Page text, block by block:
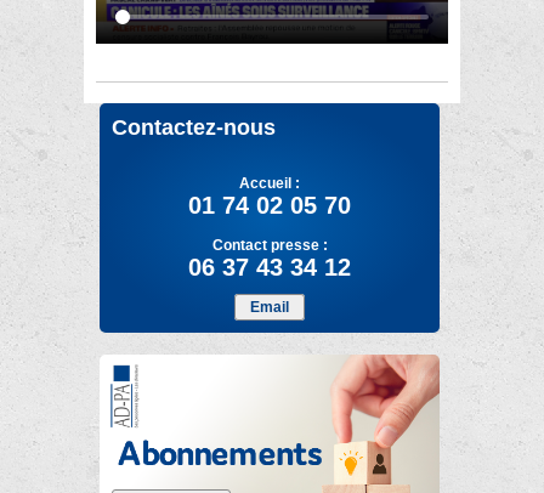
Contactez-nous
Accueil :
01 74 02 05 70
Contact presse :
06 37 43 34 12
Email